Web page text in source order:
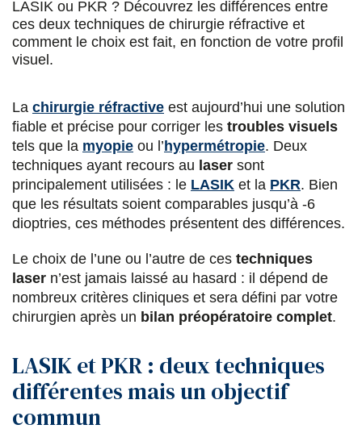
u
r
a
c
e
b
o
o
k
u
r
i
t
t
e
r
u
r
n
k
e
d
i
n
a
r
m
a
i
l
LASIK ou PKR ? Découvrez les différences entre
ces deux techniques de chirurgie réfractive et
comment le choix est fait, en fonction de votre profil
visuel.
La chirurgie réfractive est aujourd’hui une solution
fiable et précise pour corriger les troubles visuels
tels que la myopie ou l’hypermétropie. Deux
techniques ayant recours au laser sont
principalement utilisées : le LASIK et la PKR. Bien
que les résultats soient comparables jusqu’à -6
dioptries, ces méthodes présentent des différences.
Le choix de l’une ou l’autre de ces techniques
laser n’est jamais laissé au hasard : il dépend de
nombreux critères cliniques et sera défini par votre
chirurgien après un bilan préopératoire complet.
LASIK et PKR : deux techniques
différentes mais un objectif
commun